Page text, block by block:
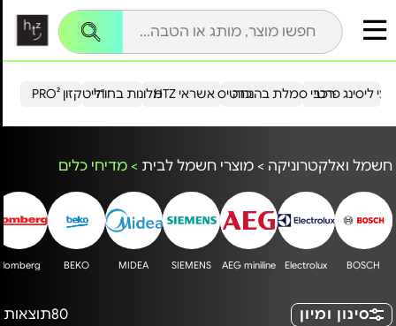
הייטקזון PRO²מלונות בחו"ל כרטיס אשראי HTZ ליסינג פרטירכבי סמלת בהנחה
חשמל ואלקטרוניקה > מוצרי חשמל לבית > מדיחי כלים
BOSCH
Electrolux
AEG miniline
SIEMENS
MIDEA
BEKO
סינון ומיון 80תוצאות